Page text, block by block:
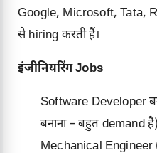
Google, Microsoft, Tata,
से hiring करती हैं।
इंजीनियरिंग Jobs
Software Developer
बनाना – बहुत demand है)
Mechanical